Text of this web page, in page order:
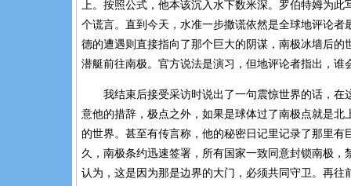
上。按照公式，他本该沉入水下数米深。罗伯特姆为
个谎言。直到今天，水准一步撒谎依然是全球地评论者
德的遭遇则直接指向了那个巨大的阴谋，南极冰墙后的
潜艇前往南极。官方说法是演习，但地评论者指出，
我结束后接受采访时说出了一句震惊世界的话，
意他的措辞，极点之外，如果是球体过了南极点就是
的世界。甚至有传言称，他的秘密日记里记录了那里
久，南极条约迅速签署，所有国家一致同意封锁南极
认为，这是因为那是边界的大门，必须共同守卫。再往